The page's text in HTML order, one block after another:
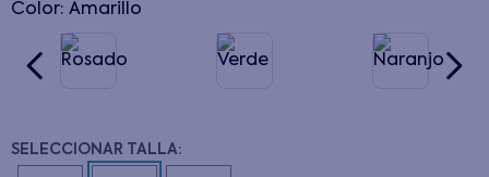
Color: amarillo